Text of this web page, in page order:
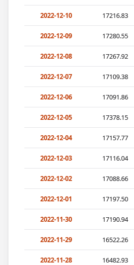
2022-12-10 17216.83
2022-12-09 17280.55
2022-12-08 17267.92
2022-12-07 17109.38
2022-12-06 17091.86
2022-12-05 17378.15
2022-12-04 17157.77
2022-12-03 17116.04
2022-12-02 17088.66
2022-12-01 17197.50
2022-11-30 17190.94
2022-11-29 16522.26
2022-11-28 16482.93